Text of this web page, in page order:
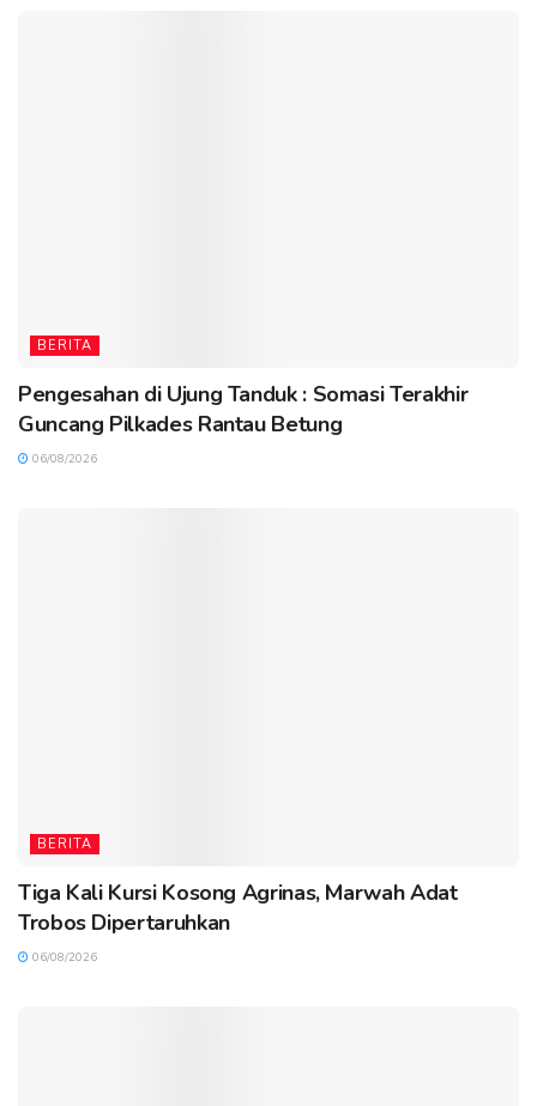
BERITA
Pengesahan di Ujung Tanduk : Somasi Terakhir
Guncang Pilkades Rantau Betung
06/08/2026
BERITA
Tiga Kali Kursi Kosong Agrinas, Marwah Adat
Trobos Dipertaruhkan
06/08/2026